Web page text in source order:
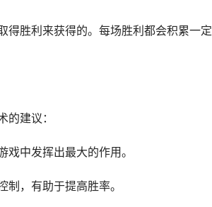
得胜利来获得的。每场胜利都会积累一定
建议：
中发挥出最大的作用。
，有助于提高胜率。